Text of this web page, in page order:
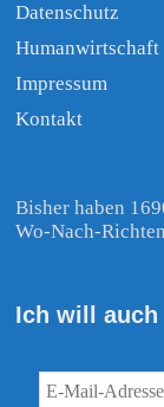
Datenschutz
Humanwirtschaft
Impressum
Kontakt
Bisher haben
Wo-Nach-
Ich will auch